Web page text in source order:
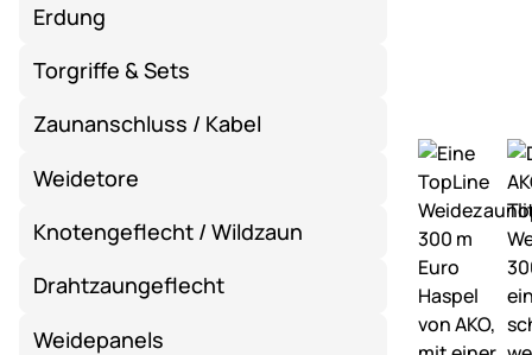
Erdung
Torgriffe & Sets
Zaunanschluss / Kabel
Weidetore
Knotengeflecht / Wildzaun
Drahtzaungeflecht
Weidepanels